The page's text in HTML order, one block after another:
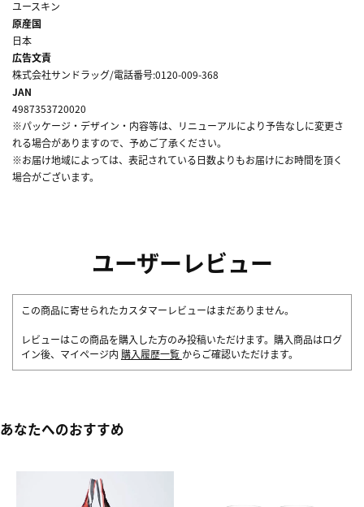
ユースキン
原産国
日本
広告文責
株式会社サンドラッグ/電話番号:0120-009-368
JAN
4987353720020
※パッケージ・デザイン・内容等は、リニューアルにより予告なしに変更さ
れる場合がありますので、予めご了承ください。
※お届け地域によっては、表記されている日数よりもお届けにお時間を頂く
場合がございます。
ユーザーレビュー
この商品に寄せられたカスタマーレビューはまだありません。
レビューはこの商品を購入した方のみ投稿いただけます。購入商品はログ
イン後、マイページ内 購入履歴一覧 からご確認いただけます。
あなたへのおすすめ